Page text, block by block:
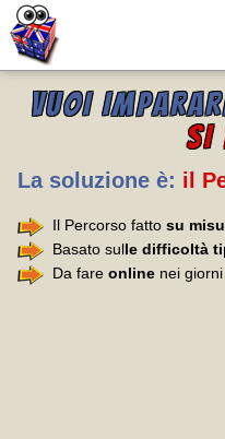
VUOI
SI
La soluzione è: il
Il Percorso fatto su
Basato sulle difficoltà
Da fare online nei